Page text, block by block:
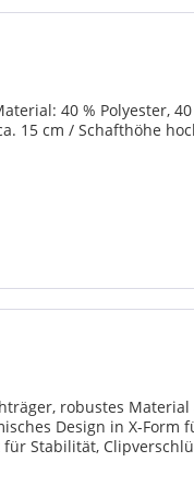
40 % Polyester,
15 cm / Schafthöhe
robustes Material
Design in X-Form
Stabilität,